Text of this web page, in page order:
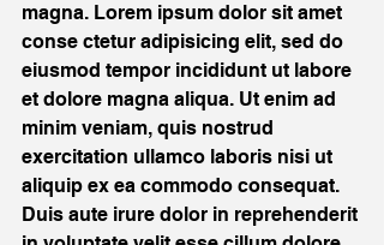
magna. Lorem ipsum dolor sit amet
conse ctetur adipisicing elit, sed do
eiusmod tempor incididunt ut labore
et dolore magna aliqua. Ut enim ad
minim veniam, quis nostrud
exercitation ullamco laboris nisi ut
aliquip ex ea commodo consequat.
Duis aute irure dolor in reprehenderit